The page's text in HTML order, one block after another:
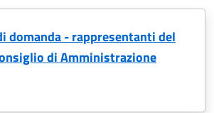
domanda - rappresentanti del
di Amministrazione